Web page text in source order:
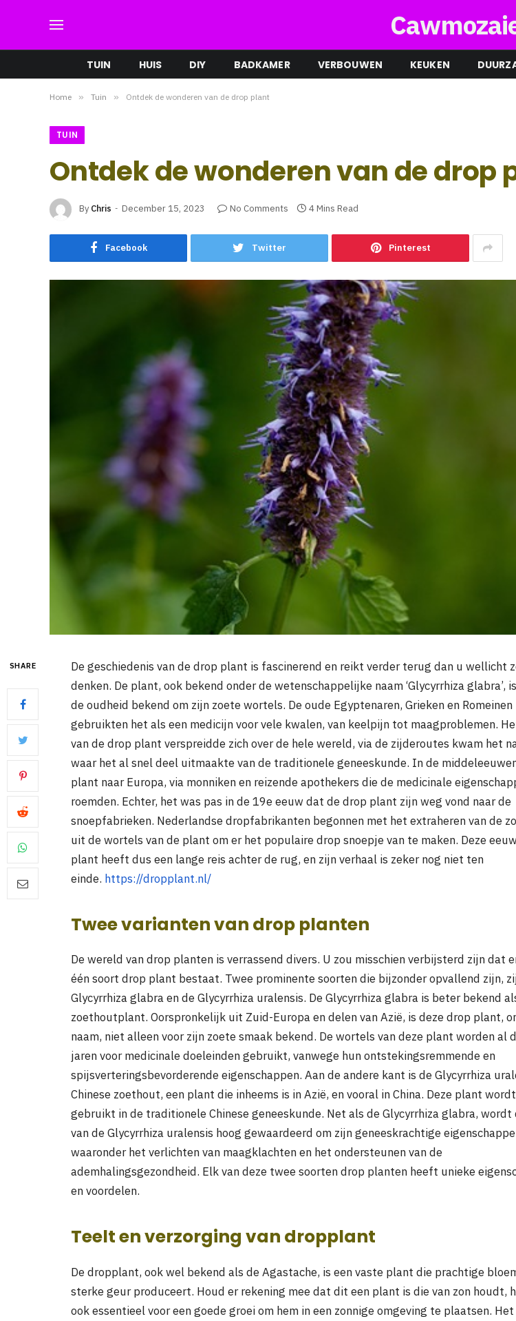
TUIN HUIS DIY BADKAMER VERBOUWEN KEUKEN
Home » Tuin » Ontdek de wonderen van de drop plant
TUIN
Ontdek de wonderen van de drop
By Chris December 15, 2023 No Comments 4 Mins Read
Facebook Twitter Pinterest
SHARE
De geschiedenis van de drop plant is fascinerend en reikt verder terug dan u wellicht
denken. De plant, ook bekend onder de wetenschappelijke naam ‘Glycyrrhiza glabra’,
de oudheid bekend om zijn zoete wortels. De oude Egyptenaren, Grieken en Romeinen
gebruikten het als een medicijn voor vele kwalen, van keelpijn tot maagproblemen.
van de drop plant verspreidde zich over de hele wereld, via de zijderoutes kwam het
waar het al snel deel uitmaakte van de traditionele geneeskunde. In de
plant naar Europa, via monniken en reizende apothekers die de medicinale
roemden. Echter, het was pas in de 19e eeuw dat de drop plant zijn weg vond naar de
snoepfabrieken. Nederlandse dropfabrikanten begonnen met het extraheren van de
uit de wortels van de plant om er het populaire drop snoepje van te maken. Deze
plant heeft dus een lange reis achter de rug, en zijn verhaal is zeker nog niet ten
einde. https://dropplant.nl/
Twee varianten van drop planten
De wereld van drop planten is verrassend divers. U zou misschien verbijsterd zijn dat
één soort drop plant bestaat. Twee prominente soorten die bijzonder opvallend zijn,
Glycyrrhiza glabra en de Glycyrrhiza uralensis. De Glycyrrhiza glabra is beter bekend
zoethoutplant. Oorspronkelijk uit Zuid-Europa en delen van Azië, is deze drop plant,
naam, niet alleen voor zijn zoete smaak bekend. De wortels van deze plant worden al
jaren voor medicinale doeleinden gebruikt, vanwege hun ontstekingsremmende en
spijsverteringsbevorderende eigenschappen. Aan de andere kant is de Glycyrrhiza
Chinese zoethout, een plant die inheems is in Azië, en vooral in China. Deze plant
gebruikt in de traditionele Chinese geneeskunde. Net als de Glycyrrhiza glabra,
van de Glycyrrhiza uralensis hoog gewaardeerd om zijn geneeskrachtige
waaronder het verlichten van maagklachten en het ondersteunen van de
ademhalingsgezondheid. Elk van deze twee soorten drop planten heeft unieke
en voordelen.
Teelt en verzorging van dropplant
De dropplant, ook wel bekend als de Agastache, is een vaste plant die prachtige
sterke geur produceert. Houd er rekening mee dat dit een plant is die van zon houdt,
ook essentieel voor een goede groei om hem in een zonnige omgeving te plaatsen.